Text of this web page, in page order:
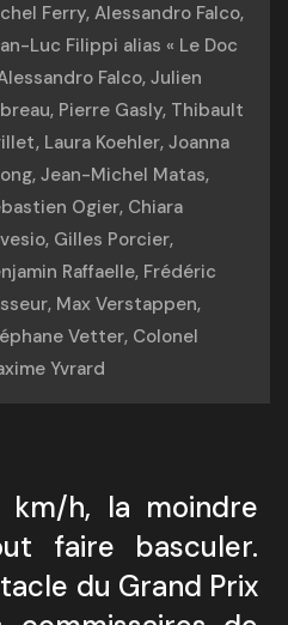
Ferry, Alessandro Falco,
Luc Filippi alias « Le Doc
Falco, Julien
Pierre Gasly, Thibault
Laura Koehler, Joanna
Jean-Michel Matas,
Ogier, Chiara
Gilles Porcier,
Raffaelle, Frédéric
Max Verstappen,
Vetter, Colonel
Yvrard
h, la moindre
faire basculer.
du Grand Prix